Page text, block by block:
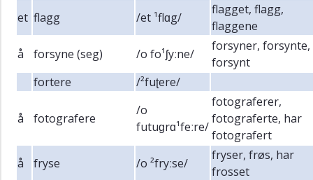
et flagg /et ¹flɑg/
flagget, flagg,
flaggene
å
forsyne (seg) /o fo¹ʃyːne/
forsyner, forsynte,
forsynt
fortere
/²fuʈere/
å fotografere
/o
futuɡrɑ¹feːre/
fotograferer,
fotograferte, har
fotografert
å
fryse /o ²fryːse/
fryser, frøs, har
frosset